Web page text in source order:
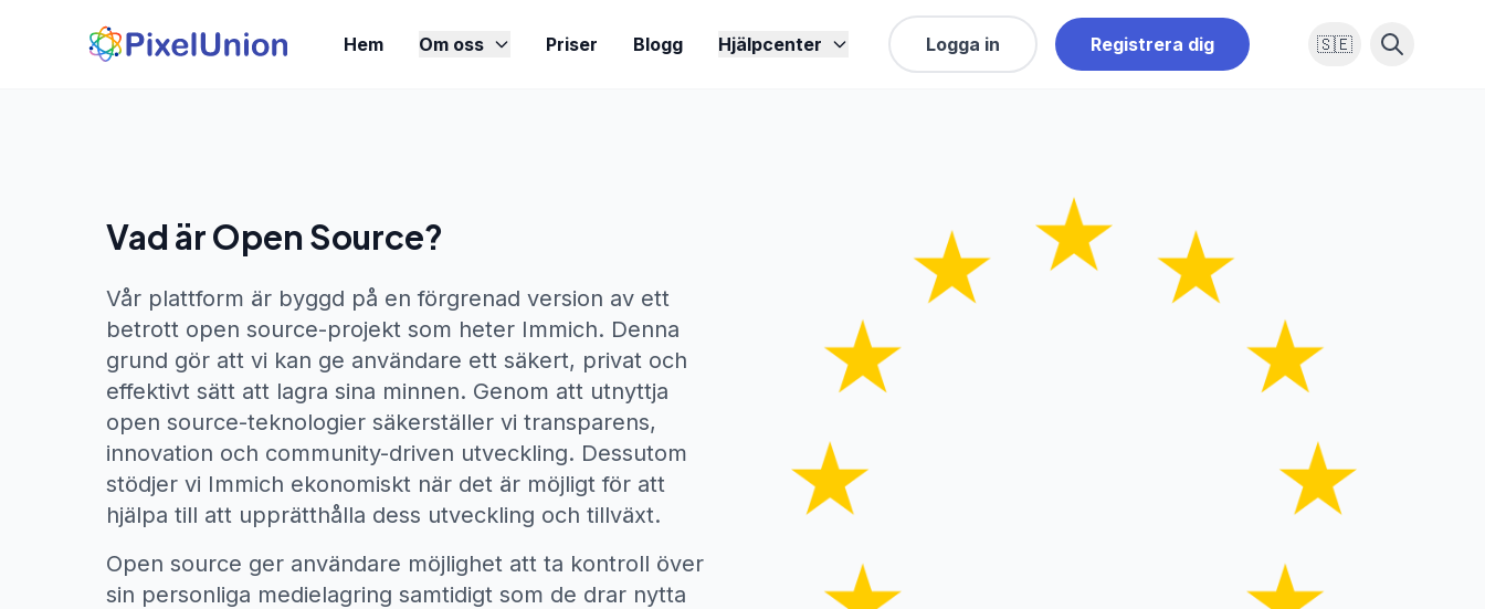
Hem Om oss Priser Blogg Hjälpcenter Logga in Registrera dig 🇸🇪
Vad är Open Source?
Vår plattform är byggd på en förgrenad version av ett
betrott open source-projekt som heter Immich. Denna
grund gör att vi kan ge användare ett säkert, privat och
effektivt sätt att lagra sina minnen. Genom att utnyttja
open source-teknologier säkerställer vi transparens,
innovation och community-driven utveckling. Dessutom
stödjer vi Immich ekonomiskt när det är möjligt för att
hjälpa till att upprätthålla dess utveckling och tillväxt.
Open source ger användare möjlighet att ta kontroll över
sin personliga medielagring samtidigt som de drar nytta